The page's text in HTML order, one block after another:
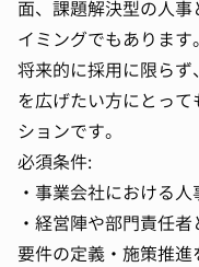
面、課題解決型の人
イミングでもあります。
将来的に採用に限ら
を広げたい方にとっ
ションです。
必須条件:
・事業会社における
・経営陣や部門責任
要件の定義・施策推進